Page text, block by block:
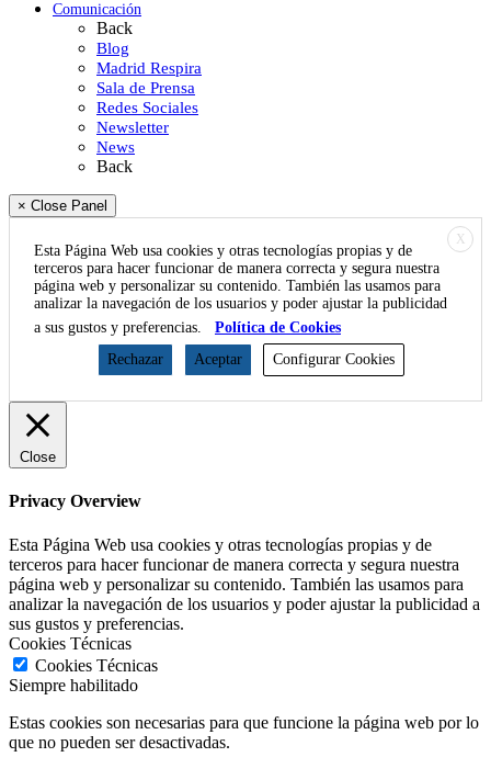
Comunicación
Back
Blog
Madrid Respira
Sala de Prensa
Redes Sociales
Newsletter
News
Back
× Close Panel
X
Esta Página Web usa cookies y otras tecnologías propias y de
terceros para hacer funcionar de manera correcta y segura nuestra
página web y personalizar su contenido. También las usamos para
analizar la navegación de los usuarios y poder ajustar la publicidad
a sus gustos y preferencias.
Política de Cookies
Rechazar
Aceptar Configurar Cookies
Close
Privacy Overview
Esta Página Web usa cookies y otras tecnologías propias y de
terceros para hacer funcionar de manera correcta y segura nuestra
página web y personalizar su contenido. También las usamos para
analizar la navegación de los usuarios y poder ajustar la publicidad a
sus gustos y preferencias.
Cookies Técnicas
Cookies Técnicas
Siempre habilitado
Estas cookies son necesarias para que funcione la página web por lo
que no pueden ser desactivadas.